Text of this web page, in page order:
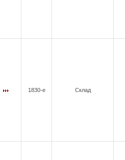
1830-е Склад